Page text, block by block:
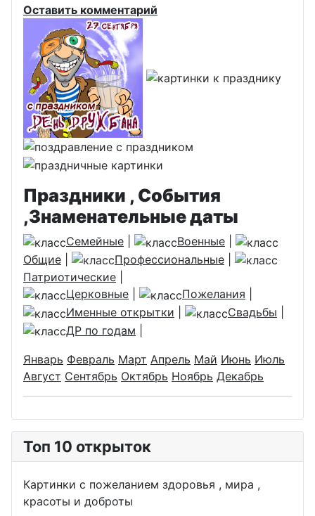
Оставить комментарий
Праздники , События
,Знаменательные даты
Семейные Военные
Общие
Профессиональные
Патриотические
Церковные
Пожелания
Именные открытки
Свадьбы
ДР по годам
Январь Февраль Март Апрель Май Июнь Июль
Август Сентябрь Октябрь Ноябрь Декабрь
Топ 10 открыток
Картинки с пожеланием здоровья , мира ,
красоты и доброты